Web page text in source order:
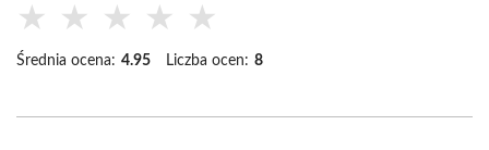
★ ★ ★ ★ ★
Średnia ocena: 4.95 Liczba ocen: 8